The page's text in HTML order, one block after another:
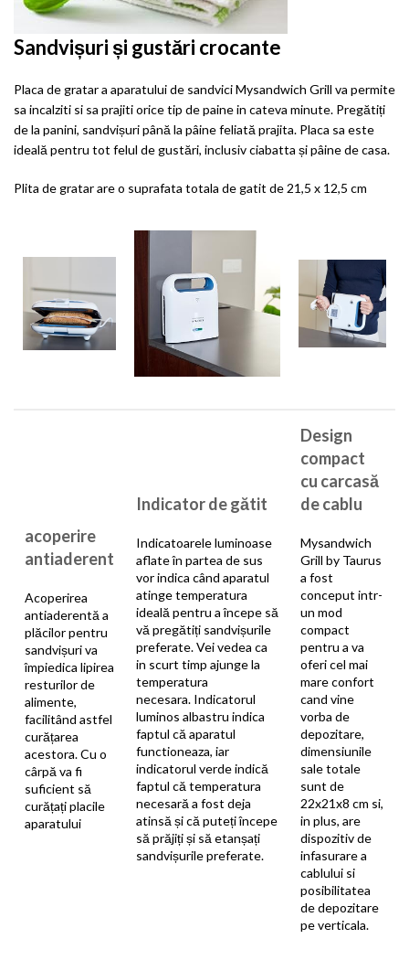
Sandvișuri și gustări crocante
Placa de gratar a aparatului de sandvici Mysandwich Grill va permite
sa incalziti si sa prajiti orice tip de paine in cateva minute. Pregătiți
de la panini, sandvișuri până la pâine feliată prajita. Placa sa este
ideală pentru tot felul de gustări, inclusiv ciabatta și pâine de casa.
Plita de gratar are o suprafata totala de gatit de 21,5 x 12,5 cm
acoperire
antiaderent
Acoperirea
antiaderentă a
plăcilor pentru
sandvișuri va
împiedica lipirea
resturilor de
alimente,
facilitând astfel
curățarea
acestora. Cu o
cârpă va fi
suficient să
curățați placile
aparatului
Indicator de gătit
Indicatoarele luminoase
aflate în partea de sus
vor indica când aparatul
atinge temperatura
ideală pentru a începe să
vă pregătiți sandvișurile
preferate. Vei vedea ca
in scurt timp ajunge la
temperatura
necesara. Indicatorul
luminos albastru indica
faptul că aparatul
functioneaza, iar
indicatorul verde indică
faptul că temperatura
necesară a fost deja
atinsă și că puteți începe
să prăjiți și să etanșați
sandvișurile preferate.
Design
compact
cu carcasă
de cablu
Mysandwich
Grill by Taurus
a fost
conceput intr-
un mod
compact
pentru a va
oferi cel mai
mare confort
cand vine
vorba de
depozitare,
dimensiunile
sale totale
sunt de
22x21x8 cm si,
in plus, are
dispozitiv de
infasurare a
cablului si
posibilitatea
de depozitare
pe verticala.